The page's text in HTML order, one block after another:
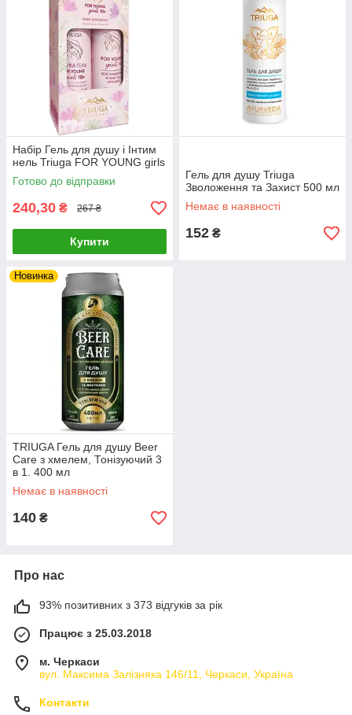
Набір Гель для душу і Інтим
нель Triuga FOR YOUNG girls
Готово до відправки
240,30 ₴ 267 ₴
Купити
Гель для душу Triuga
Зволоження та Захист 500 мл
Немає в наявності
152 ₴
Новинка
TRIUGA Гель для душу Beer
Care з хмелем, Тонізуючий 3
в 1. 400 мл
Немає в наявності
140 ₴
Про нас
93% позитивних з 373 відгуків за рік
Працює з 25.03.2018
м. Черкаси
вул. Максима Залізняка 146/11, Черкаси, Україна
Контакти